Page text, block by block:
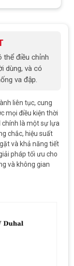
thể điều chỉnh
dùng, và có
va đập.
liên tục, cung
mọi điều kiện thời
chính là một sự lựa
chắc, hiệu suất
và khả năng tiết
pháp tối ưu cho
và không gian